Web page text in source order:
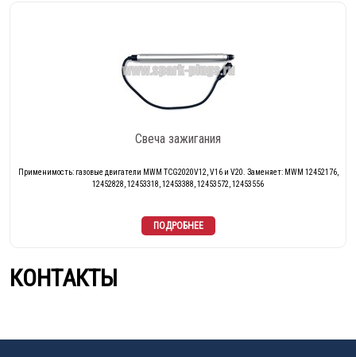
Свеча зажигания
Применимость: газовые двигатели MWM TCG2020V12, V16 и V20. Заменяет: MWM 12452176,
12452828, 12453318, 12453388, 12453572, 12453556
КОНТАКТЫ